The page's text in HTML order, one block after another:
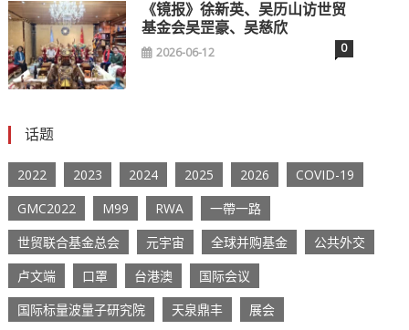
《镜报》徐新英、吴历山访世贸
基金会吴罡豪、吴慈欣
2026-06-12 0
话题
2022 2023 2024 2025 2026
COVID-19
GMC2022
M99 RWA
一帶一路
世贸联合基金总会
元宇宙 全球并购基金
公共外交
卢文端
口罩 台港澳
国际会议
国际标量波量子研究院
天泉鼎丰
展会